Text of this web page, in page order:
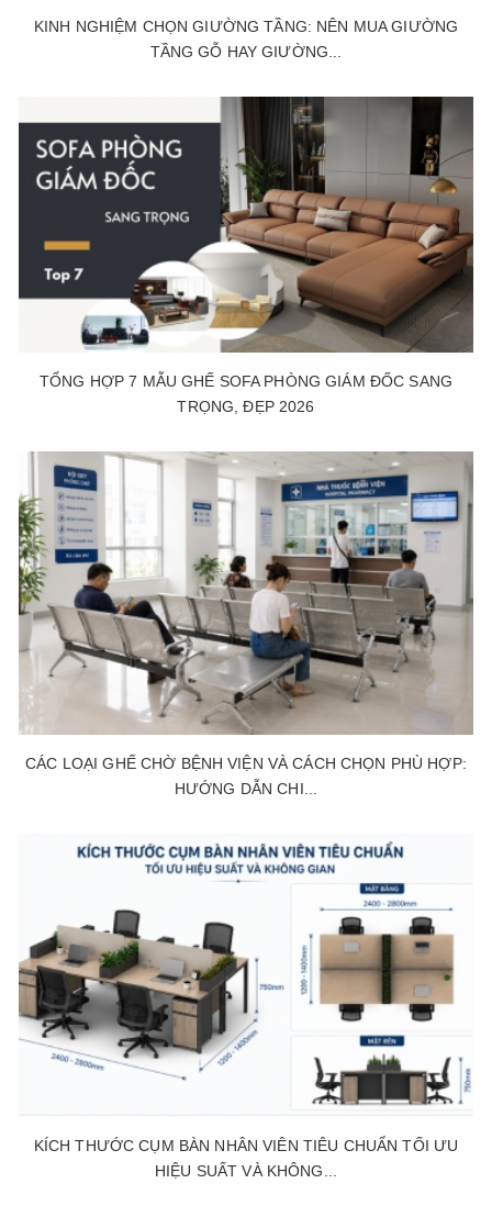
KINH NGHIỆM CHỌN GIƯỜNG TẦNG: NÊN MUA GIƯỜNG
TẦNG GỖ HAY GIƯỜNG...
TỔNG HỢP 7 MẪU GHẾ SOFA PHÒNG GIÁM ĐỐC SANG
TRỌNG, ĐẸP 2026
CÁC LOẠI GHẾ CHỜ BỆNH VIỆN VÀ CÁCH CHỌN PHÙ HỢP:
HƯỚNG DẪN CHI...
KÍCH THƯỚC CỤM BÀN NHÂN VIÊN TIÊU CHUẨN TỐI ƯU
HIỆU SUẤT VÀ KHÔNG...